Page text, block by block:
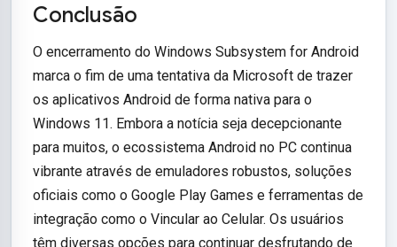
Conclusão
O encerramento do Windows Subsystem for Android
marca o fim de uma tentativa da Microsoft de trazer
os aplicativos Android de forma nativa para o
Windows 11. Embora a notícia seja decepcionante
para muitos, o ecossistema Android no PC continua
vibrante através de emuladores robustos, soluções
oficiais como o Google Play Games e ferramentas de
integração como o Vincular ao Celular. Os usuários
têm diversas opções para continuar desfrutando de